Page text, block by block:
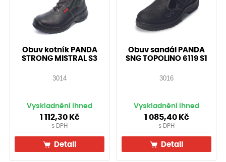
Obuv kotník PANDA
STRONG MISTRAL S3
3014
Vyskladnění ihned
1 112,30 Kč
s DPH
Detail
Obuv sandál PANDA
SNG TOPOLINO 6119 S1
3016
Vyskladnění ihned
1 085,40 Kč
s DPH
Detail